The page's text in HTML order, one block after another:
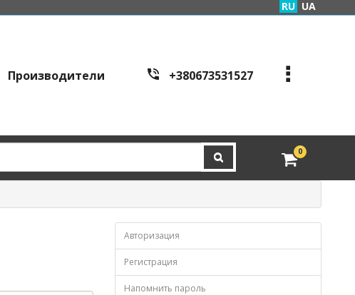
RU UA
Производители
+380673531527
edveri.kyiv@gmail.com
Режим работы c
tre:
я 2Б (вход со стороны у
л. Скляренко)
пн-пт с 9:00 до 19:00 | с
б с 10:00 до 16:00
0
Авторизация
Регистрация
Напомнить пароль